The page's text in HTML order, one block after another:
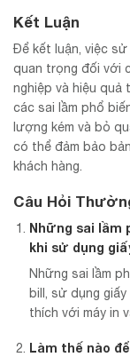
Kết Luận
Để kết luận, việc sử
quan trọng đối với
nghiệp và hiệu quả
các sai lầm phổ
lượng kém và bỏ
có thể đảm bảo
khách hàng.
Câu Hỏi
Những sai lầm
khi sử dụng
Những sai lầm
bill, sử dụng
thích với máy in
Làm thế nào